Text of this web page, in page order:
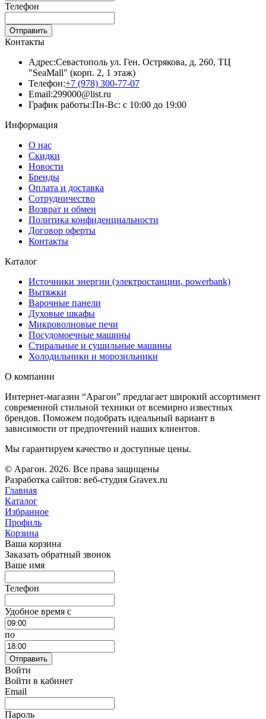
Телефон
Отправить
Контакты
Адрес:Севастополь ул. Ген. Острякова, д. 260, ТЦ
"SeaMall" (корп. 2, 1 этаж)
Телефон:+7 (978) 300-77-07
Email:299000@list.ru
График работы:Пн-Вс: с 10:00 до 19:00
Информация
О нас
Скидки
Новости
Бренды
Оплата и доставка
Сотрудничество
Возврат и обмен
Политика конфиденциальности
Договор оферты
Контакты
Каталог
Источники энергии (электростанции, powerbank)
Вытяжки
Варочные панели
Духовые шкафы
Микроволновые печи
Посудомоечные машины
Стиральные и сушильные машины
Холодильники и морозильники
О компании
Интернет-магазин “Арагон” предлагает широкий ассортимент
современной стильной техники от всемирно известных
брендов. Поможем подобрать идеальный вариант в
зависимости от предпочтений наших клиентов.
Мы гарантируем качество и доступные цены.
© Арагон. 2026. Все права защищены
Разработка сайтов: веб-студия Gravex.ru
Главная
Каталог
Избранное
Профиль
Корзина
Ваша корзина
Заказать обратный звонок
Ваше имя
Телефон
Удобное время c
по
Отправить
Войти
Войти в кабинет
Email
Пароль